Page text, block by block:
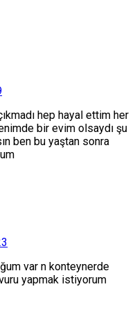
hep hayal ettim her
bir evim olsaydı şu
ben bu yaştan sonra
var n konteynerde
yapmak istiyorum